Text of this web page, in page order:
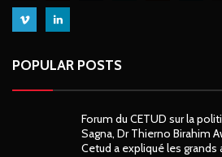
POPULAR POSTS
Forum du CETUD sur la
Sagna, Dr Thierno Birahim
Cetud a expliqué les grands